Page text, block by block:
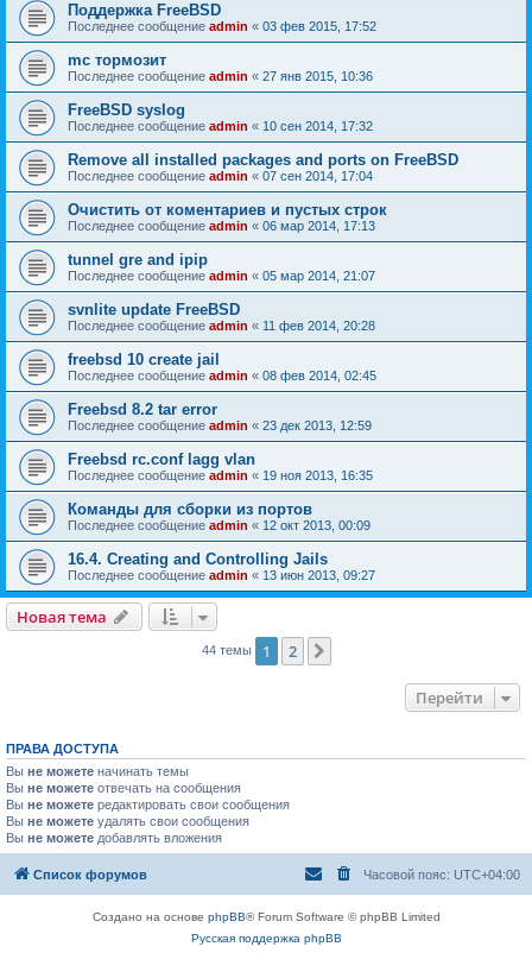
Поддержка FreeBSD
Последнее сообщение admin « 03 фев 2015, 17:52
mc тормозит
Последнее сообщение admin « 27 янв 2015, 10:36
FreeBSD syslog
Последнее сообщение admin « 10 сен 2014, 17:32
Remove all installed packages and ports on FreeBSD
Последнее сообщение admin « 07 сен 2014, 17:04
Очистить от коментариев и пустых строк
Последнее сообщение admin « 06 мар 2014, 17:13
tunnel gre and ipip
Последнее сообщение admin « 05 мар 2014, 21:07
svnlite update FreeBSD
Последнее сообщение admin « 11 фев 2014, 20:28
freebsd 10 create jail
Последнее сообщение admin « 08 фев 2014, 02:45
Freebsd 8.2 tar error
Последнее сообщение admin « 23 дек 2013, 12:59
Freebsd rc.conf lagg vlan
Последнее сообщение admin « 19 ноя 2013, 16:35
Команды для сборки из портов
Последнее сообщение admin « 12 окт 2013, 00:09
16.4. Creating and Controlling Jails
Последнее сообщение admin « 13 июн 2013, 09:27
Новая тема
44 темы 1 2
Перейти
ПРАВА ДОСТУПА
Вы не можете начинать темы
Вы не можете отвечать на сообщения
Вы не можете редактировать свои сообщения
Вы не можете удалять свои сообщения
Вы не можете добавлять вложения
Список форумов Часовой пояс: UTC+04:00
Создано на основе phpBB® Forum Software © phpBB Limited
Русская поддержка phpBB